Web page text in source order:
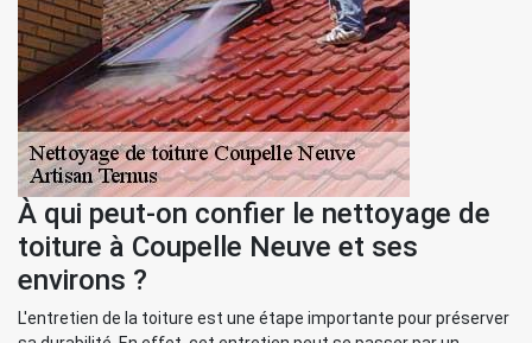
À qui peut-on confier le nettoyage de
toiture à Coupelle Neuve et ses
environs ?
L'entretien de la toiture est une étape importante pour préserver